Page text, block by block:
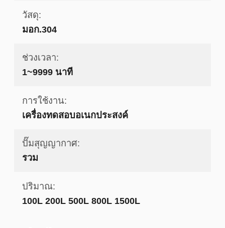
วัสดุ:
มอก.304
ช่วงเวลา:
1~9999 นาที
การใช้งาน:
เครื่องทดสอบอเนกประสงค์
ปั๊มสุญญากาศ:
รวม
ปริมาณ:
100L 200L 500L 800L 1500L